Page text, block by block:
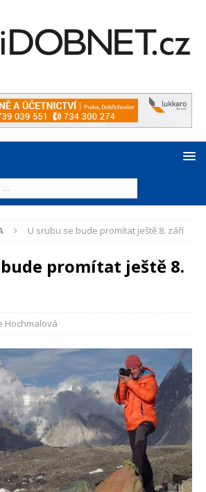
U srubu se bude promítat ještě 8. září
promítat ještě 8.
Hochmalová